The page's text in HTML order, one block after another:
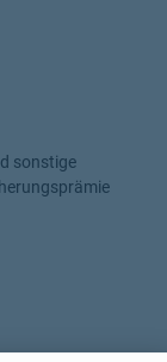
sonstige